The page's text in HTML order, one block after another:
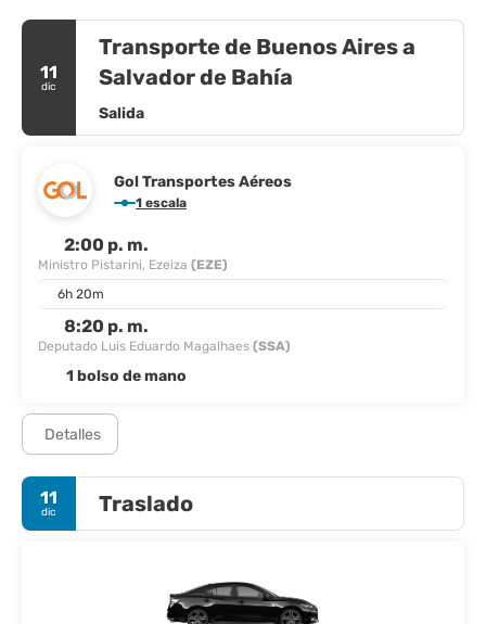
11
dic
Transporte de Buenos Aires a
Salvador de Bahía
Salida
Gol Transportes Aéreos
1 escala
2:00 p. m.
Ministro Pistarini, Ezeiza (EZE)
6h 20m
8:20 p. m.
Deputado Luis Eduardo Magalhaes (SSA)
1 bolso de mano
Detalles
11
dic Traslado